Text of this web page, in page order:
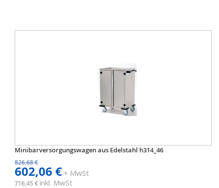
Minibarversorgungswagen aus Edelstahl h314_46
826,68 €
602,06 €+ MwSt
716,45 € inkl. MwSt